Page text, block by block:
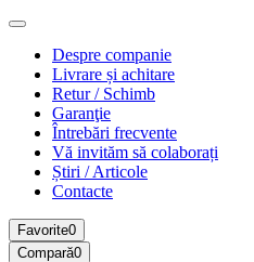
Despre companie
Livrare și achitare
Retur / Schimb
Garanţie
Întrebări frecvente
Vă invităm să colaborați
Știri / Articole
Contacte
Favorite0
Compară0